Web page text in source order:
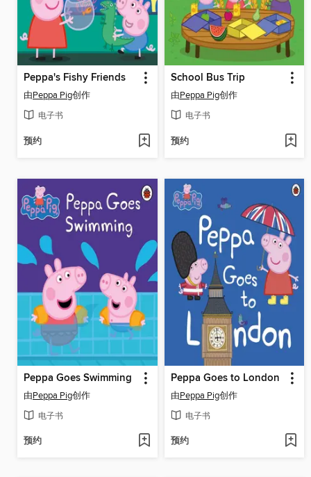
Peppa's Fishy Friends
由Peppa Pig创作
电子书
预约
School Bus Trip
由Peppa Pig创作
电子书
预约
Peppa Goes Swimming
由Peppa Pig创作
电子书
预约
Peppa Goes to London
由Peppa Pig创作
电子书
预约